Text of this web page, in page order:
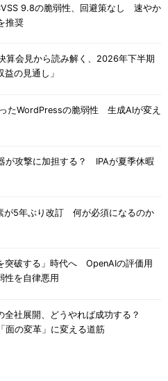
9.8の脆弱性、回避策なし 速やか
推奨
算会見から読み解く、2026年下半期
益の見通し」
たWordPressの脆弱性 生成AIが変え
が攻撃に加担する？ IPAが夏季休暇
が5年ぶり改訂 何が必須になるのか
突破する」時代へ OpenAIの評価用
性を自律悪用
全社展開、どうやれば成功する？
面の変革」に変える道筋